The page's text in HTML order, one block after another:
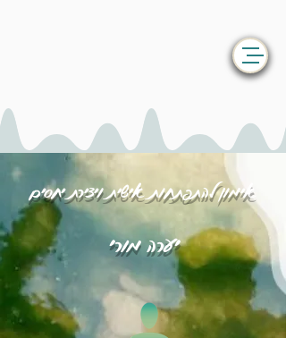
אימון להתפתחות אישית ויצירת יחסים
יערה מורי